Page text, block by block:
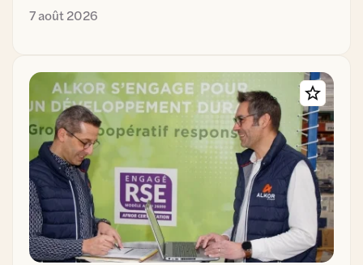
7 août 2026